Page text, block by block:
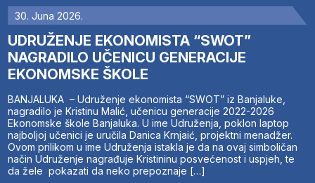
30. Juna 2026.
UDRUŽENJE EKONOMISTA “SWOT”
NAGRADILO UČENICU GENERACIJE
EKONOMSKE ŠKOLE
BANJALUKA – Udruženje ekonomista “SWOT” iz Banjaluke,
nagradilo je Kristinu Malić, učenicu generacije 2022-2026
Ekonomske škole Banjaluka. U ime Udruženja, poklon laptop
najboljoj učenici je uručila Danica Krnjaić, projektni menadžer.
Ovom prilikom u ime Udruženja istakla je da na ovaj simboličan
način Udruženje nagrađuje Kristininu posvećenost i uspjeh, te
da žele pokazati da neko prepoznaje […]